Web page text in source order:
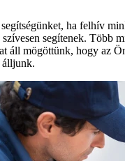
ha felhív
segítenek. Több
áll mögöttünk, hogy az
álljunk.